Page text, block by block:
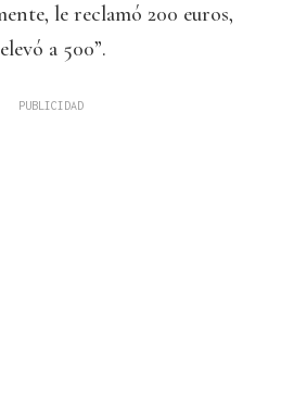
le reclamó 200 euros,
a 500”.